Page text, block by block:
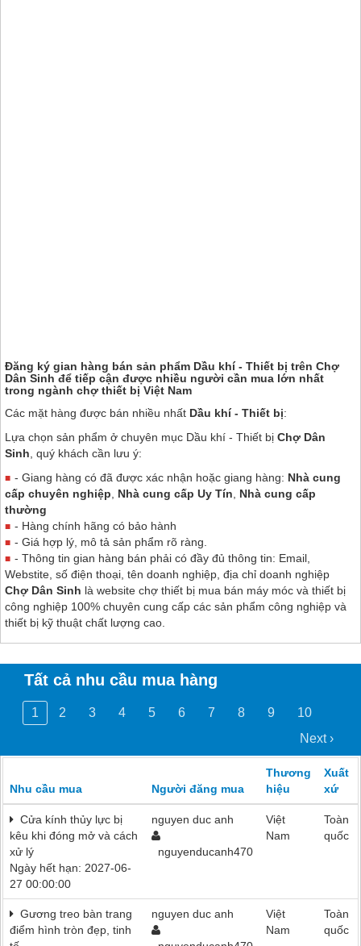
Đăng ký gian hàng bán sản phẩm Dầu khí - Thiết bị trên Chợ
Dân Sinh để tiếp cận được nhiều người cần mua lớn nhất
trong ngành chợ thiết bị Việt Nam
Các mặt hàng được bán nhiều nhất Dầu khí - Thiết bị:
Lựa chọn sản phẩm ở chuyên mục Dầu khí - Thiết bị Chợ Dân
Sinh , quý khách cần lưu ý:
- Giang hàng có đã được xác nhận hoặc giang hàng: Nhà cung
cấp chuyên nghiệp
Nhà cung cấp Uy Tín
Nhà cung cấp
thường
- Hàng chính hãng có bảo hành
- Giá hợp lý, mô tả sản phẩm rõ ràng.
- Thông tin gian hàng bán phải có đầy đủ thông tin: Email,
Webstite, số điện thoại, tên doanh nghiệp, địa chỉ doanh nghiệp
Chợ Dân Sinh là website chợ thiết bị mua bán máy móc và thiết bị
công nghiệp 100% chuyên cung cấp các sản phẩm công nghiệp và
thiết bị kỹ thuật chất lượng cao.
Tất cả nhu cầu mua hàng
1 2 3 4 5 6 7 8 9
10
Next ›
Nhu cầu mua Người đăng mua
Thương
hiệu
Xuất
xứ
Cửa kính thủy lực bị
kêu khi đóng mở và cách
xử lý
Ngày hết hạn: 2027-06-
27 00:00:00
nguyen duc anh
nguyenducanh470
Việt
Nam
Toàn
quốc
Gương treo bàn trang
điểm hình tròn đẹp, tinh
nguyen duc anh
Việt
Nam
Toàn
quốc